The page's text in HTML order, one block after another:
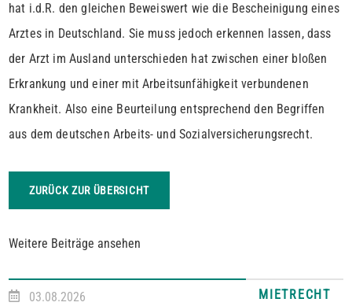
hat i.d.R. den gleichen Beweiswert wie die Bescheinigung eines
Arztes in Deutschland. Sie muss jedoch erkennen lassen, dass
der Arzt im Ausland unterschieden hat zwischen einer bloßen
Erkrankung und einer mit Arbeitsunfähigkeit verbundenen
Krankheit. Also eine Beurteilung entsprechend den Begriffen
aus dem deutschen Arbeits- und Sozialversicherungsrecht.
ZURÜCK ZUR ÜBERSICHT
Weitere Beiträge ansehen
03.08.2026 MIETRECHT